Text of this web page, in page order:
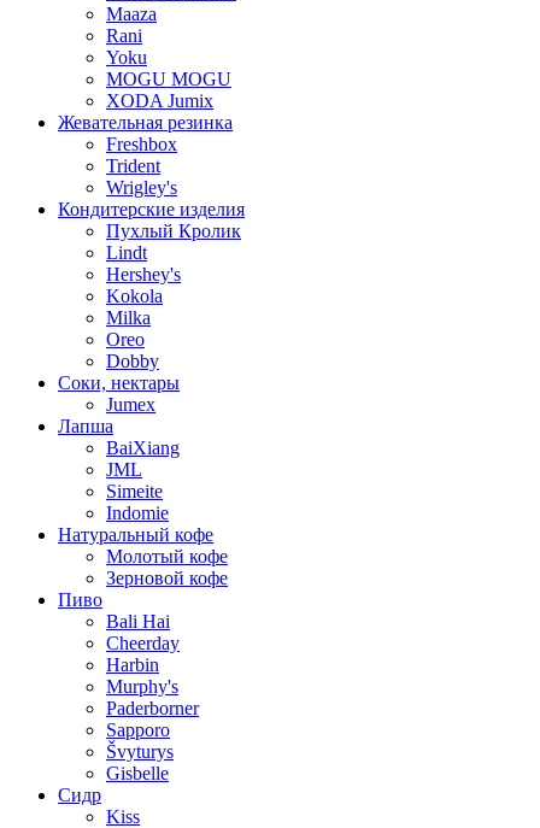
Maaza
Rani
Yoku
MOGU MOGU
XODA Jumix
Жевательная резинка
Freshbox
Trident
Wrigley's
Кондитерские изделия
Пухлый Кролик
Lindt
Hershey's
Kokola
Milka
Oreo
Dobby
Соки, нектары
Jumex
Лапша
BaiXiang
JML
Simeite
Indomie
Натуральный кофе
Молотый кофе
Зерновой кофе
Пиво
Bali Hai
Cheerday
Harbin
Murphy's
Paderborner
Sapporo
Švyturys
Gisbelle
Сидр
Kiss